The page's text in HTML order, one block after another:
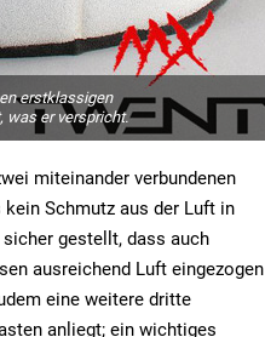
erstklassigen
was er verspricht.
miteinander verbundenen
Schmutz aus der Luft in
gestellt, dass auch
ausreichend Luft eingezogen
eine weitere dritte
anliegt; ein wichtiges